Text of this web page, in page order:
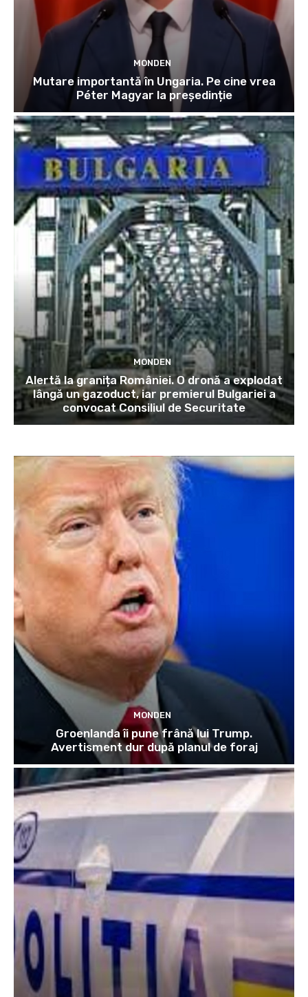
MONDEN
Mutare importantă în Ungaria. Pe cine vrea
Péter Magyar la președinție
MONDEN
Alertă la granița României. O dronă a explodat
lângă un gazoduct, iar premierul Bulgariei a
convocat Consiliul de Securitate
MONDEN
Groenlanda îi pune frână lui Trump.
Avertisment dur după planul de foraj